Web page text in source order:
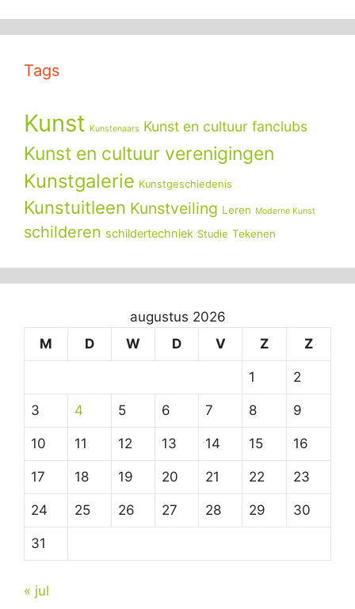
Tags
Kunst Kunstenaars Kunst en cultuur fanclubs
Kunst en cultuur verenigingen
Kunstgalerie Kunstgeschiedenis
Kunstuitleen Kunstveiling Leren Moderne Kunst
schilderen schildertechniek Studie Tekenen
augustus 2026
M
D W D V Z Z
1 2
3 4 5 6 7 8 9
10 11 12 13 14 15 16
17 18 19 20 21 22 23
24 25 26 27 28 29 30
31
« jul